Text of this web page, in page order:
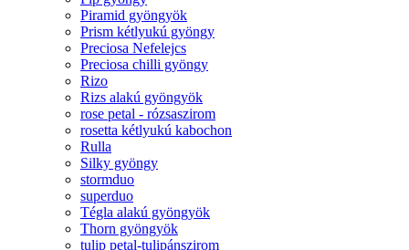
Piramid gyöngyök
Prism kétlyukú gyöngy
Preciosa Nefelejcs
Preciosa chilli gyöngy
Rizo
Rizs alakú gyöngyök
rose petal - rózsaszirom
rosetta kétlyukú kabochon
Rulla
Silky gyöngy
stormduo
superduo
Tégla alakú gyöngyök
Thorn gyöngyök
tulip petal-tulipánszirom